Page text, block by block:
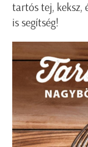
tartós tej, keksz,
is segítség!